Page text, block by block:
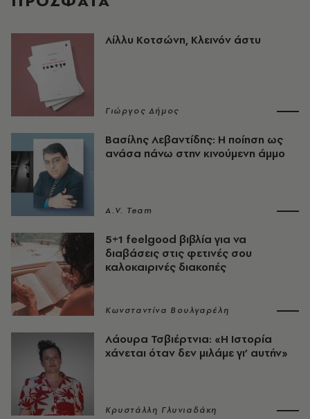
Λίλλυ Κοτσώνη, Κλεινόν άστυ
Γιώργος Δήμος
Βασίλης Λεβαντίδης: Η ποίηση ως
ανάσα πάνω στην κινούμενη άμμο
A.V. Team
5+1 feelgood βιβλία για να
διαβάσεις στις φετινές σου
καλοκαιρινές διακοπές
Κωνσταντίνα Βουλγαρέλη
Λάουρα Τσβιέρτνια: «Η Ιστορία
χάνεται όταν δεν μιλάμε γι’ αυτήν»
Κρυστάλλη Γλυνιαδάκη